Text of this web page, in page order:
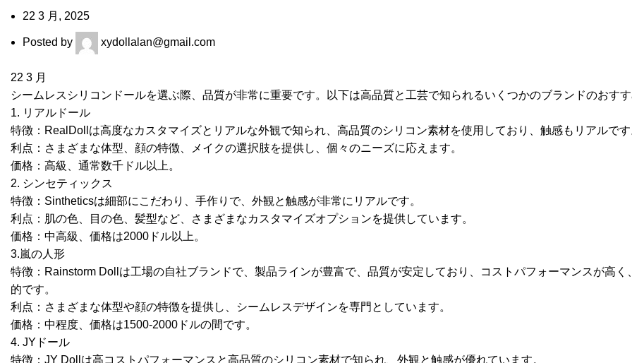
22 3 月, 2025
Posted by xydollalan@gmail.com
22 3 月
シームレスシリコンドールを選ぶ際、品質が非常に重要です。以下は高品質と工芸で知られるいくつかのブランドのおすす
1. リアルドール
特徴：RealDollは高度なカスタマイズとリアルな外観で知られ、高品質のシリコン素材を使用しており、触感もリアルです
利点：さまざまな体型、顔の特徴、メイクの選択肢を提供し、個々のニーズに応えます。
価格：高級、通常数千ドル以上。
2. シンセティックス
特徴：Sintheticsは細部にこだわり、手作りで、外観と触感が非常にリアルです。
利点：肌の色、目の色、髪型など、さまざまなカスタマイズオプションを提供しています。
価格：中高級、価格は2000ドル以上。
3.嵐の人形
特徴：Rainstorm Dollは工場の自社ブランドで、製品ラインが豊富で、品質が安定しており、コストパフォーマンスが高く
的です。
利点：さまざまな体型や顔の特徴を提供し、シームレスデザインを専門としています。
価格：中程度、価格は1500-2000ドルの間です。
4. JYドール
特徴：JY Dollは高コストパフォーマンスと高品質のシリコン素材で知られ、外観と触感が優れています。